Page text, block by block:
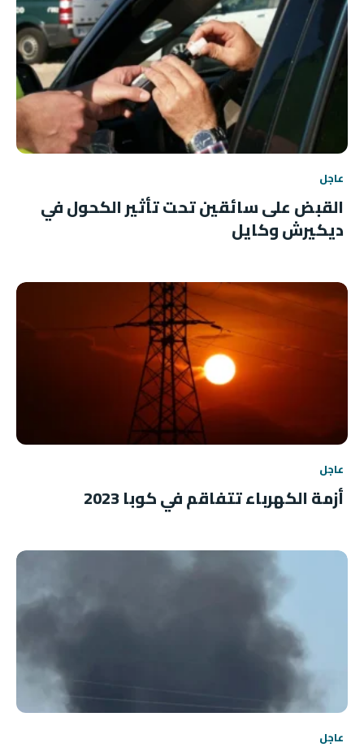
عاجل
القبض على سائقين تحت تأثير الكحول في
ديكيرش وكايل
عاجل
أزمة الكهرباء تتفاقم في كوبا 2023
عاجل